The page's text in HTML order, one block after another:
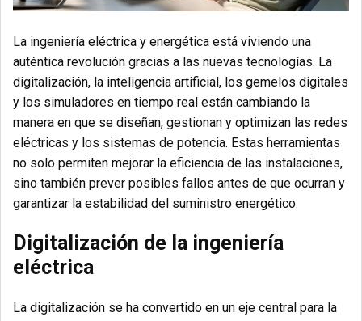
La ingeniería eléctrica y energética está viviendo una
auténtica revolución gracias a las nuevas tecnologías. La
digitalización, la inteligencia artificial, los gemelos digitales
y los simuladores en tiempo real están cambiando la
manera en que se diseñan, gestionan y optimizan las redes
eléctricas y los sistemas de potencia. Estas herramientas
no solo permiten mejorar la eficiencia de las instalaciones,
sino también prever posibles fallos antes de que ocurran y
garantizar la estabilidad del suministro energético.
Digitalización de la ingeniería
eléctrica
La digitalización se ha convertido en un eje central para la